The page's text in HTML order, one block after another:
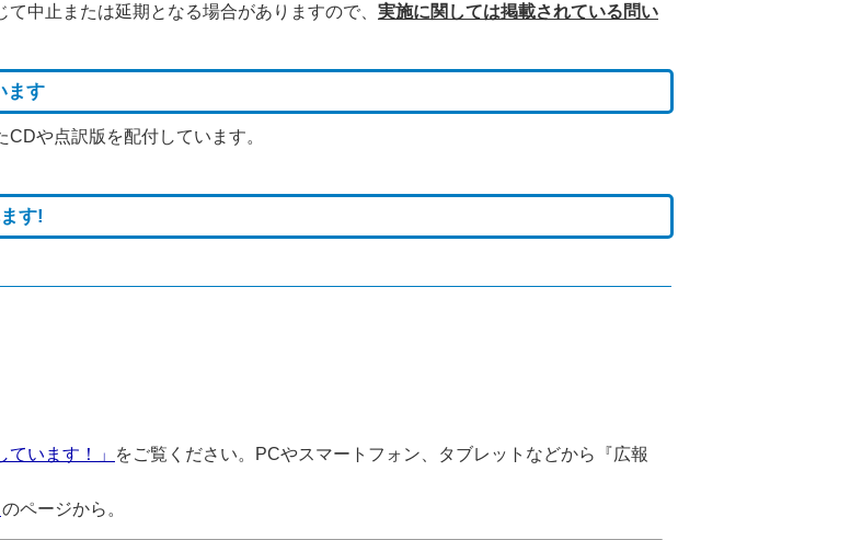
中止または延期となる場合がありますので、 実施に関しては掲載されている問い
ます
や点訳版を配付しています。
す!
います！」
をご覧ください。PCやスマートフォン、タブレットなどから『広報
のページから。